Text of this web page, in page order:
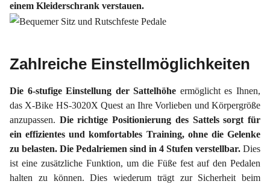
einem Kleiderschrank verstauen.
Zahlreiche Einstellmöglichkeiten
Die 6-stufige Einstellung der Sattelhöhe ermöglicht es Ihnen,
das X-Bike HS-3020X Quest an Ihre Vorlieben und Körpergröße
anzupassen. Die richtige Positionierung des Sattels sorgt für
ein effizientes und komfortables Training, ohne die Gelenke
zu belasten. Die Pedalriemen sind in 4 Stufen verstellbar. Dies
ist eine zusätzliche Funktion, um die Füße fest auf den Pedalen
halten zu können. Dies wiederum trägt zur Sicherheit beim